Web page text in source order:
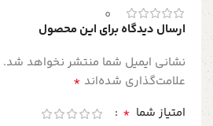
0
ارسال دیدگاه برای این محصول
نشانی ایمیل شما منتشر نخواهد شد.
علامت‌گذاری شده‌اند *
امتیاز شما *